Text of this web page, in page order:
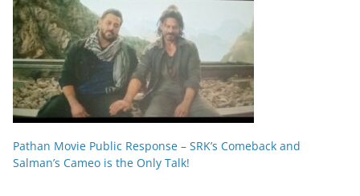
Pathan Movie Public Response – SRK’s Comeback and
Salman’s Cameo is the Only Talk!